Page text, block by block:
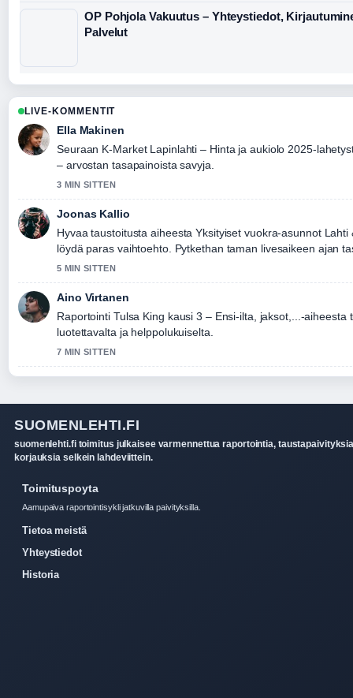
OP Pohjola Vakuutus – Yhteystiedot,
Palvelut
LIVE-KOMMENTIT
Ella Makinen
Seuraan K-Market Lapinlahti – Hinta ja aukiolo 2025-
– arvostan tasapainoista savyja.
3 MIN SITTEN
Joonas Kallio
Hyvaa taustoitusta aiheesta Yksityiset vuokra-asunnot Lahti
löydä paras vaihtoehto. Pytkethan taman livesaikeen ajan
5 MIN SITTEN
Aino Virtanen
Raportointi Tulsa King kausi 3 – Ensi-ilta, jaksot,...-aiheesta
luotettavalta ja helppolukuiselta.
7 MIN SITTEN
SUOMENLEHTI.FI
suomenlehti.fi toimitus julkaisee varmennettua raportointia,
korjauksia selkein lahdeviittein.
Toimituspoyta
Aamupaiva raportointisykli jatkuvilla paivityksilla.
Tietoa meistä
Yhteystiedot
Historia